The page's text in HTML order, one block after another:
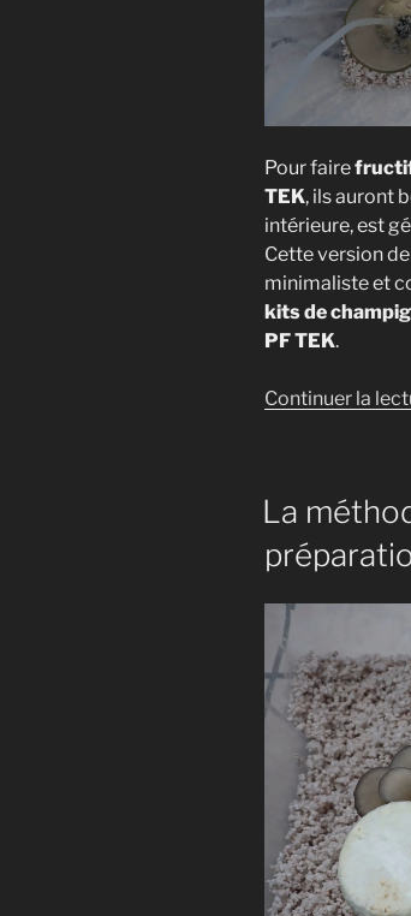
Pour faire
TEK, ils auront
intérieure, est
Cette version
minimaliste et
kits de
PF TEK.
Continuer la
La